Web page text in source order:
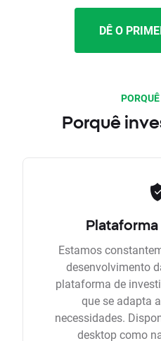
DÊ O
Porquê
Estamos
desenvolvimento
plataforma de
que se adapta
necessidades.
desktop como